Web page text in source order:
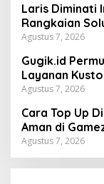
Laris Diminati
Rangkaian
Agustus 7, 2026
Gugik.id
Layanan
Agustus 7, 2026
Cara Top Up
Aman di
Agustus 7, 2026